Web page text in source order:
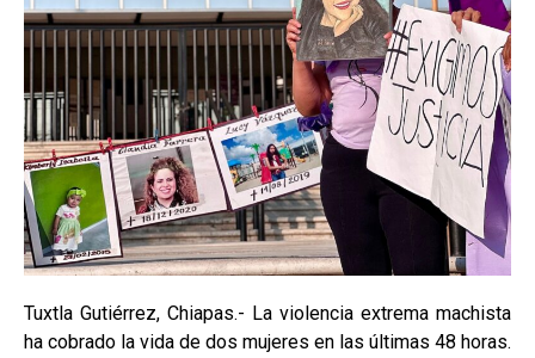
Tuxtla Gutiérrez, Chiapas.- La violencia extrema machista
ha cobrado la vida de dos mujeres en las últimas 48 horas.